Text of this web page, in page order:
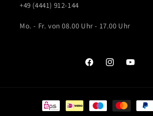
+49 (4441) 912-144
Mo. - Fr. von 08.00 Uhr - 17.00 Uhr
FacebookInstagramYouTube
Zahlungsmethoden